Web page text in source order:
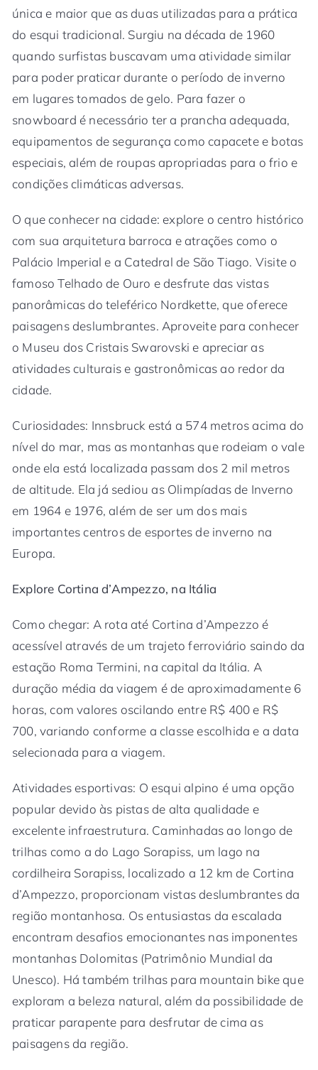
única e maior que as duas utilizadas para a prática
do esqui tradicional. Surgiu na década de 1960
quando surfistas buscavam uma atividade similar
para poder praticar durante o período de inverno
em lugares tomados de gelo. Para fazer o
snowboard é necessário ter a prancha adequada,
equipamentos de segurança como capacete e botas
especiais, além de roupas apropriadas para o frio e
condições climáticas adversas.
O que conhecer na cidade: explore o centro histórico
com sua arquitetura barroca e atrações como o
Palácio Imperial e a Catedral de São Tiago. Visite o
famoso Telhado de Ouro e desfrute das vistas
panorâmicas do teleférico Nordkette, que oferece
paisagens deslumbrantes. Aproveite para conhecer
o Museu dos Cristais Swarovski e apreciar as
atividades culturais e gastronômicas ao redor da
cidade.
Curiosidades: Innsbruck está a 574 metros acima do
nível do mar, mas as montanhas que rodeiam o vale
onde ela está localizada passam dos 2 mil metros
de altitude. Ela já sediou as Olimpíadas de Inverno
em 1964 e 1976, além de ser um dos mais
importantes centros de esportes de inverno na
Europa.
Explore Cortina d’Ampezzo, na Itália
Como chegar: A rota até Cortina d’Ampezzo é
acessível através de um trajeto ferroviário saindo da
estação Roma Termini, na capital da Itália. A
duração média da viagem é de aproximadamente 6
horas, com valores oscilando entre R$ 400 e R$
700, variando conforme a classe escolhida e a data
selecionada para a viagem.
Atividades esportivas: O esqui alpino é uma opção
popular devido às pistas de alta qualidade e
excelente infraestrutura. Caminhadas ao longo de
trilhas como a do Lago Sorapiss, um lago na
cordilheira Sorapiss, localizado a 12 km de Cortina
d’Ampezzo, proporcionam vistas deslumbrantes da
região montanhosa. Os entusiastas da escalada
encontram desafios emocionantes nas imponentes
montanhas Dolomitas (Patrimônio Mundial da
Unesco). Há também trilhas para mountain bike que
exploram a beleza natural, além da possibilidade de
praticar parapente para desfrutar de cima as
paisagens da região.